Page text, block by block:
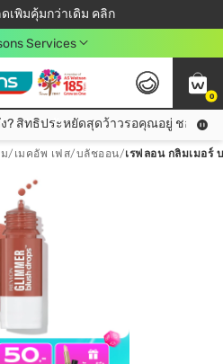
เพิ่มคุ้มกว่าเดิม คลิก
แรก ลดเพิ่มจุก ๆ 10%! 🎉
รี! เมื่อชอป 499฿
ตสัน คลับดียังไง?
Services
0
มีบัตรสมาชิกวัตสัน คลับรึยัง? สิทธิประหยัดสุดว้าวรอคุณอยู่ ชอปคุ้มกว่าเดิม คลิก!
สิทธิประหยัดสุดว้าวรอคุณอยู่ ชอปคุ้มก
/ เมคอัพ เฟส/บลัชออน/เรฟลอน กลิมเมอร์